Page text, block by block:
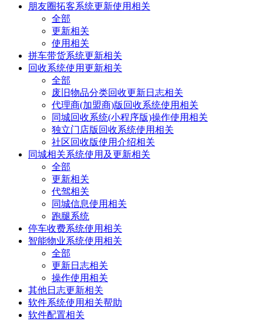
朋友圈拓客系统更新使用相关
全部
更新相关
使用相关
拼车带货系统更新相关
回收系统使用更新相关
全部
废旧物品分类回收更新日志相关
代理商(加盟商)版回收系统使用相关
同城回收系统(小程序版)操作使用相关
独立门店版回收系统使用相关
社区回收版使用介绍相关
同城相关系统使用及更新相关
全部
更新相关
代驾相关
同城信息使用相关
跑腿系统
停车收费系统使用相关
智能物业系统使用相关
全部
更新日志相关
操作使用相关
其他日志更新相关
软件系统使用相关帮助
软件配置相关